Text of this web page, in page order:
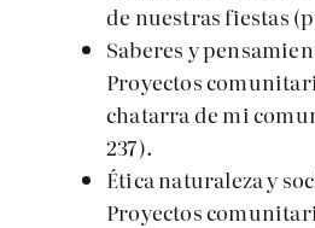
de nuestras fiestas
Saberes y
Proyectos
chatarra de mi
237).
Ética naturaleza y
Proyectos